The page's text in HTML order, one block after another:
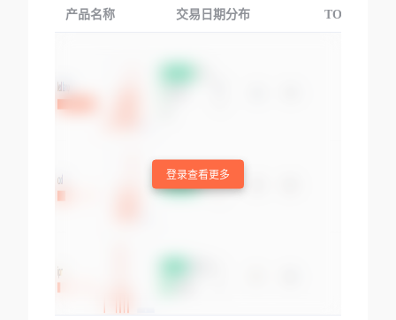
产品名称 交易日期分布 TOP3交易国
登录查看更多